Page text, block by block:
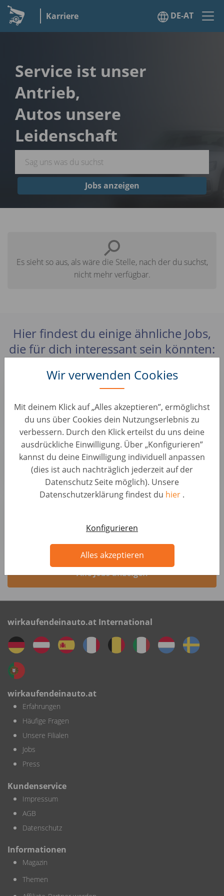
Karriere DE-AT
Wir verwenden Cookies
Mit deinem Klick auf „Alles akzeptieren”, ermöglichst
du uns über Cookies dein Nutzungserlebnis zu
verbessern. Durch den Klick erteilst du uns deine
ausdrückliche Einwilligung. Über „Konfigurieren”
kannst du deine Einwilligung individuell anpassen
(dies ist auch nachträglich jederzeit auf der
Datenschutz Seite möglich). Unsere
Datenschutzerklärung findest du hier .
Konfigurieren
Alles akzeptieren
Service ist unser
Antrieb,
Autos unsere
Leidenschaft
Jobs anzeigen
Es sieht so aus, als wäre die Stelle, nach der du suchst,
nicht mehr verfügbar.
Hier findest du einige ähnliche Jobs,
die für dich interessant sein könnten:
Sales Operations Analyst - Planning &
Sales & Account Management • Germany, Berlin
AUTO1 Group
Account Manager B2B - Remote (d/m/w)
Sales & Account Management • Germany, Berlin
AUTO1 Group
Sales Manager B2B / Telesales - Hybrid in
Sales & Account Management • Germany, Hannover
Alle Jobs anzeigen
wirkaufendeinauto.at International
wirkaufendeinauto.at
Erfahrungen
Häufige Fragen
Unsere Filialen
Jobs
Press
Kundenservice
Impressum
AGB
Datenschutz
Informationen
Magazin
Themen